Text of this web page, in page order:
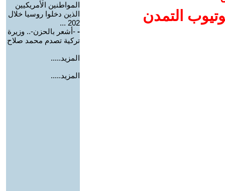
التمدن
المواطنين الأمريكيين
الذين دخلوا روسيا خلال
202 ...
- -أشعر بالحزن-.. وزيرة
تركية تصدم محمد صلاح
المزيد.....
المزيد.....